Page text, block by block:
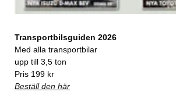
Transportbilsguiden 2026
Med alla transportbilar
upp till 3,5 ton
Pris 199 kr
Beställ den här